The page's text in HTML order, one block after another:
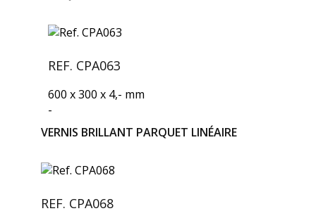
REF. CPA063
600 x 300 x 4,- mm
-
VERNIS BRILLANT PARQUET LINÉAIRE
REF. CPA068